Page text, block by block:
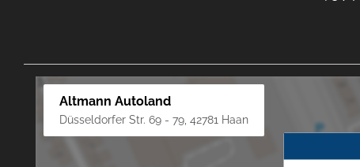
Altmann Autoland
Düsseldorfer Str. 69 - 79, 42781 Haan